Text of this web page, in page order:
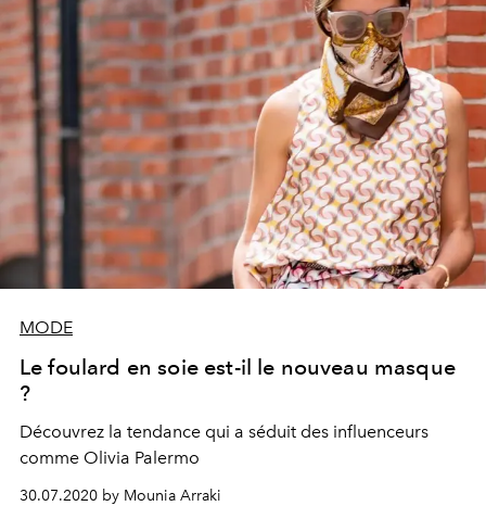
MODE
Le foulard en soie est-il le nouveau masque
?
Découvrez la tendance qui a séduit des influenceurs
comme Olivia Palermo
30.07.2020 by Mounia Arraki